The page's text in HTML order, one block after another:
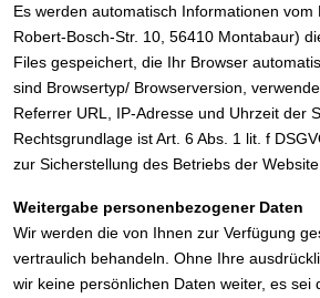
Es werden automatisch Informationen vom
Robert-Bosch-Str. 10, 56410 Montabaur)
Files gespeichert, die Ihr Browser
sind Browsertyp/ Browserversion,
Referrer URL, IP-Adresse und Uhrzeit der
Rechtsgrundlage ist Art. 6 Abs. 1 lit. f
zur Sicherstellung des Betriebs der
Weitergabe personenbezogener Daten
Wir werden die von Ihnen zur Verfügung
vertraulich behandeln. Ohne Ihre
wir keine persönlichen Daten weiter, es sei